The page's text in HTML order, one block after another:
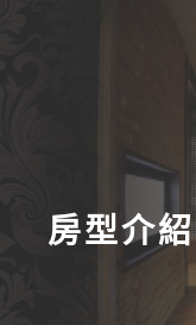
房型介紹